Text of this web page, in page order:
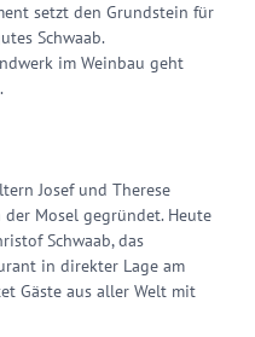
setzt den Grundstein für
Schwaab.
im Weinbau geht
Josef und Therese
der Mosel gegründet. Heute
Schwaab, das
in direkter Lage am
Gäste aus aller Welt mit